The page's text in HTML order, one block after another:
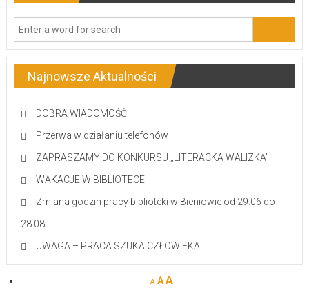
Najnowsze Aktualności
DOBRA WIADOMOŚĆ!
Przerwa w działaniu telefonów
ZAPRASZAMY DO KONKURSU „LITERACKA WALIZKA”
WAKACJE W BIBLIOTECE
Zmiana godzin pracy biblioteki w Bieniowie od 29.06 do
28.08!
UWAGA – PRACA SZUKA CZŁOWIEKA!
A A A